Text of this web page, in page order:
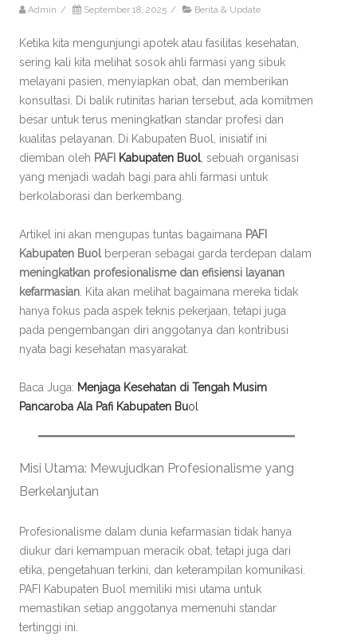
Admin / September 18, 2025 / Berita & Update
Ketika kita mengunjungi apotek atau fasilitas kesehatan,
sering kali kita melihat sosok ahli farmasi yang sibuk
melayani pasien, menyiapkan obat, dan memberikan
konsultasi. Di balik rutinitas harian tersebut, ada komitmen
besar untuk terus meningkatkan standar profesi dan
kualitas pelayanan. Di Kabupaten Buol, inisiatif ini
diemban oleh PAFI Kabupaten Buol, sebuah organisasi
yang menjadi wadah bagi para ahli farmasi untuk
berkolaborasi dan berkembang.
Artikel ini akan mengupas tuntas bagaimana PAFI
Kabupaten Buolberperan sebagai garda terdepan dalam
meningkatkan profesionalisme dan efisiensi layanan
kefarmasian. Kita akan melihat bagaimana mereka tidak
hanya fokus pada aspek teknis pekerjaan, tetapi juga
pada pengembangan diri anggotanya dan kontribusi
nyata bagi kesehatan masyarakat.
Baca Juga: Menjaga Kesehatan di Tengah Musim
Pancaroba Ala Pafi Kabupaten Buol
Misi Utama: Mewujudkan Profesionalisme yang
Berkelanjutan
Profesionalisme dalam dunia kefarmasian tidak hanya
diukur dari kemampuan meracik obat, tetapi juga dari
etika, pengetahuan terkini, dan keterampilan komunikasi.
PAFI Kabupaten Buol memiliki misi utama untuk
memastikan setiap anggotanya memenuhi standar
tertinggi ini.